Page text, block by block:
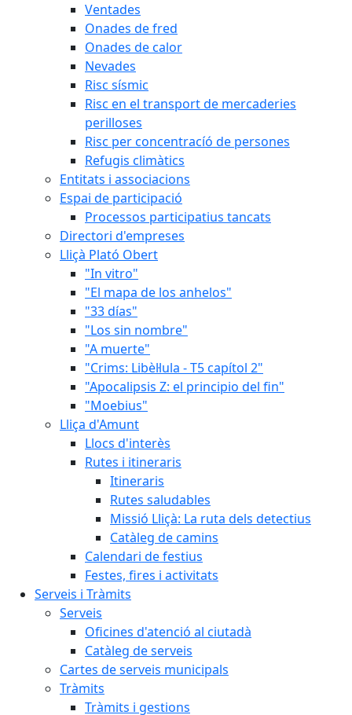
Ventades
Onades de fred
Onades de calor
Nevades
Risc sísmic
Risc en el transport de mercaderies
perilloses
Risc per concentracíó de persones
Refugis climàtics
Entitats i associacions
Espai de participació
Processos participatius tancats
Directori d'empreses
Lliçà Plató Obert
"In vitro"
"El mapa de los anhelos"
"33 días"
"Los sin nombre"
"A muerte"
"Crims: Libèl·lula - T5 capítol 2"
"Apocalipsis Z: el principio del fin"
"Moebius"
Lliça d'Amunt
Llocs d'interès
Rutes i itineraris
Itineraris
Rutes saludables
Missió Lliçà: La ruta dels detectius
Catàleg de camins
Calendari de festius
Festes, fires i activitats
Serveis i Tràmits
Serveis
Oficines d'atenció al ciutadà
Catàleg de serveis
Cartes de serveis municipals
Tràmits
Tràmits i gestions